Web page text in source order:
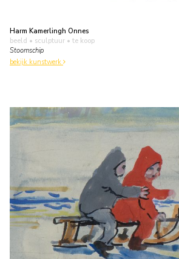
Harm Kamerlingh Onnes
beeld • sculptuur • te koop
Stoomschip
bekijk kunstwerk